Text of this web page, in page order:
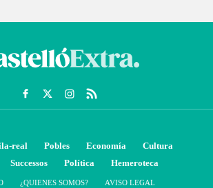
real Pobles Economía
Cultura
Successos Política Hemeroteca
¿QUIENES SOMOS?
AVISO LEGAL